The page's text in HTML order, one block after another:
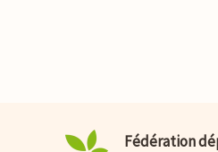
Fédération